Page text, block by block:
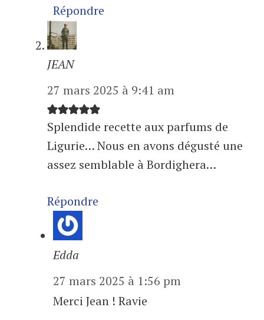
Répondre
JEAN
27 mars 2025 à 9:41 am
Splendide recette aux parfums de
Ligurie… Nous en avons dégusté une
assez semblable à Bordighera…
Répondre
Edda
27 mars 2025 à 1:56 pm
Merci Jean ! Ravie